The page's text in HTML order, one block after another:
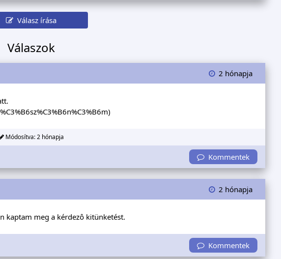
Válasz írása
Válaszok
2 hónapja
)
Módosítva:2 hónapja
Kommentek
2 hónapja
kaptam meg a kérdezô kitünketést.
Kommentek